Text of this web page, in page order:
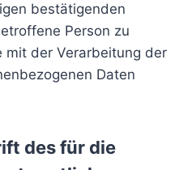
bestätigenden
Person zu
mit der Verarbeitung der
Daten
des für die